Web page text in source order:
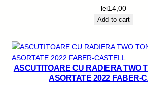
lei14,00
Add to cart
ASCUTITOARE CU RADIERA TWO
ASORTATE 2022 FABER-